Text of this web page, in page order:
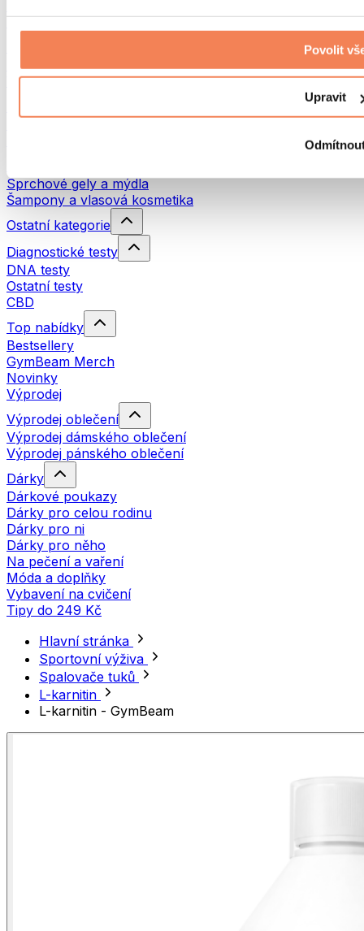
Povolit
Upravit
Turistika
Red Light Therapy
Vodní filtry a konvice
Sprchové gely a mýdla
Šampony a vlasová kosmetika
Ostatní kategorie
Diagnostické testy
DNA testy
Ostatní testy
CBD
Top nabídky
Bestsellery
GymBeam Merch
Novinky
Výprodej
Výprodej oblečení
Výprodej dámského oblečení
Výprodej pánského oblečení
Dárky
Dárkové poukazy
Dárky pro celou rodinu
Dárky pro ni
Dárky pro něho
Na pečení a vaření
Móda a doplňky
Vybavení na cvičení
Tipy do 249 Kč
Hlavní stránka
Sportovní výživa
Spalovače tuků
L-karnitin
L-karnitin - GymBeam